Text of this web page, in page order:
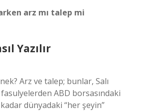
arz mı talep mi
Yazılır
Arz ve talep; bunlar, Salı
fasulyelerden ABD borsasındaki
dünyadaki “her şeyin”